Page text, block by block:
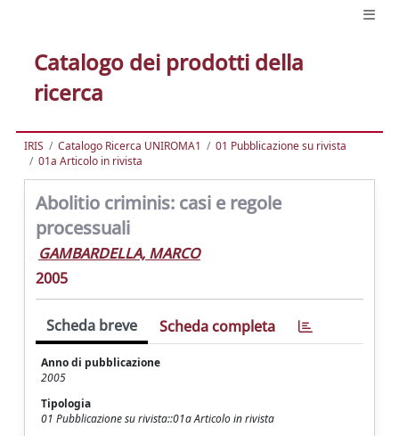
Catalogo dei prodotti della
ricerca
IRIS Catalogo Ricerca UNIROMA1
01 Pubblicazione su rivista
01a Articolo in rivista
Abolitio criminis: casi e regole
processuali
GAMBARDELLA, MARCO
2005
Scheda breve Scheda completa
Anno di pubblicazione
2005
Tipologia
01 Pubblicazione su rivista::01a Articolo in rivista